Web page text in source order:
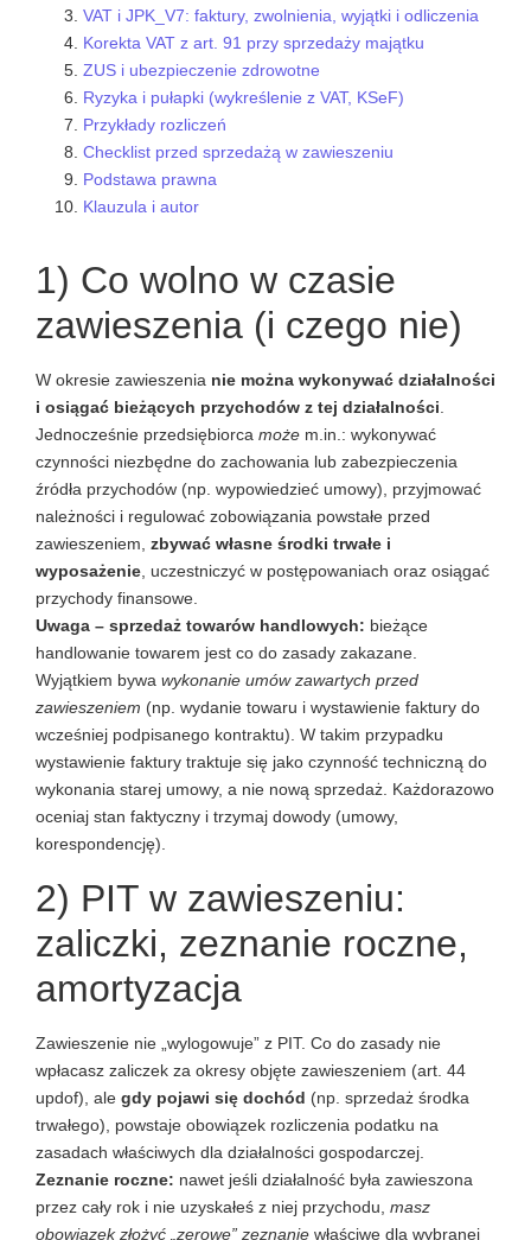
VAT i JPK_V7: faktury, zwolnienia, wyjątki i odliczenia
Korekta VAT z art. 91 przy sprzedaży majątku
ZUS i ubezpieczenie zdrowotne
Ryzyka i pułapki (wykreślenie z VAT, KSeF)
Przykłady rozliczeń
Checklist przed sprzedażą w zawieszeniu
Podstawa prawna
Klauzula i autor
1) Co wolno w czasie
zawieszenia (i czego nie)
W okresie zawieszenia nie można wykonywać działalności
i osiągać bieżących przychodów z tej działalności
Jednocześnie przedsiębiorca może m.in.: wykonywać
czynności niezbędne do zachowania lub zabezpieczenia
źródła przychodów (np. wypowiedzieć umowy), przyjmować
należności i regulować zobowiązania powstałe przed
zawieszeniem, zbywać własne środki trwałe i
wyposażenie , uczestniczyć w postępowaniach oraz osiągać
przychody finansowe.
Uwaga – sprzedaż towarów handlowych: bieżące
handlowanie towarem jest co do zasady zakazane.
Wyjątkiem bywa wykonanie umów zawartych przed
zawieszeniem (np. wydanie towaru i wystawienie faktury do
wcześniej podpisanego kontraktu). W takim przypadku
wystawienie faktury traktuje się jako czynność techniczną do
wykonania starej umowy, a nie nową sprzedaż. Każdorazowo
oceniaj stan faktyczny i trzymaj dowody (umowy,
korespondencję).
2) PIT w zawieszeniu:
zaliczki, zeznanie roczne,
amortyzacja
Zawieszenie nie „wylogowuje” z PIT. Co do zasady nie
wpłacasz zaliczek za okresy objęte zawieszeniem (art. 44
updof), ale gdy pojawi się dochód (np. sprzedaż środka
trwałego), powstaje obowiązek rozliczenia podatku na
zasadach właściwych dla działalności gospodarczej.
Zeznanie roczne: nawet jeśli działalność była zawieszona
przez cały rok i nie uzyskałeś z niej przychodu, masz
obowiązek złożyć „zerowe” zeznanie właściwe dla wybranej